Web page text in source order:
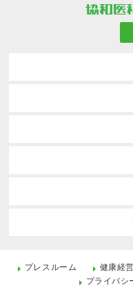
プレスルーム 健康経営
プライバシ